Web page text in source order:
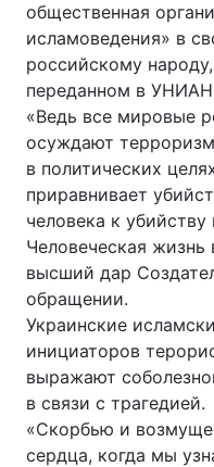
общественная
исламоведения» в
российскому
переданном в
«Ведь все мировые
осуждают
в политических
приравнивает
человека к убийству
Человеческая жизнь
высший дар
обращении.
Украинские
инициаторов
выражают
в связи с трагедией.
«Скорбью и
сердца, когда мы